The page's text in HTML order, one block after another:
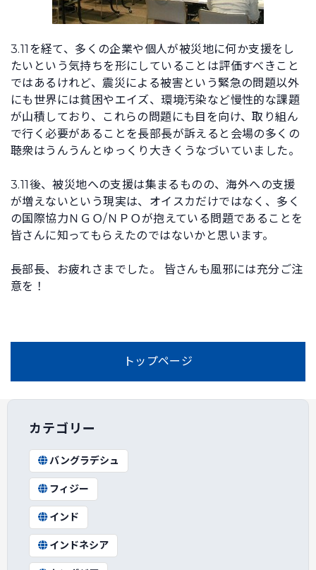
3.11を経て、多くの企業や個人が被災地に何か支援をし
たいという気持ちを形にしていることは評価すべきこと
ではあるけれど、震災による被害という緊急の問題以外
にも世界には貧困やエイズ、環境汚染など慢性的な課題
が山積しており、これらの問題にも目を向け、取り組ん
で行く必要があることを長部長が訴えると会場の多くの
聴衆はうんうんとゆっくり大きくうなづいていました。
3.11後、被災地への支援は集まるものの、海外への支援
が増えないという現実は、オイスカだけではなく、多く
の国際協力ＮＧＯ/ＮＰＯが抱えている問題であることを
皆さんに知ってもらえたのではないかと思います。
長部長、お疲れさまでした。 皆さんも風邪には充分ご注
意を！
トップページ
カテゴリー
バングラデシュ
フィジー
インド
インドネシア